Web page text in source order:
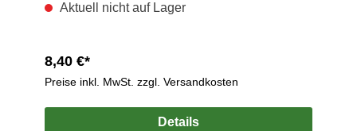
Aktuell nicht auf Lager
8,40 €*
Preise inkl. MwSt. zzgl. Versandkosten
Details